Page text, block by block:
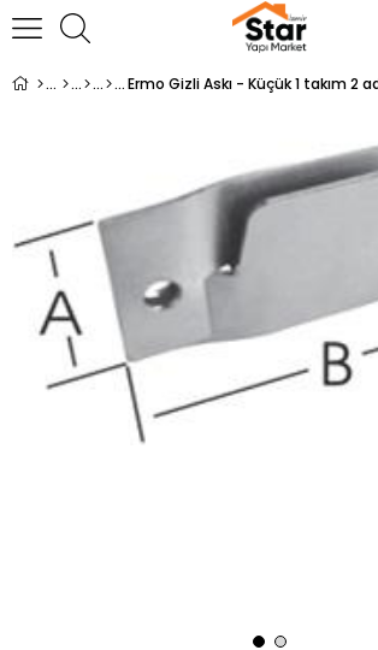
Ermo Gizli Askı - Küçük 1 takım 2